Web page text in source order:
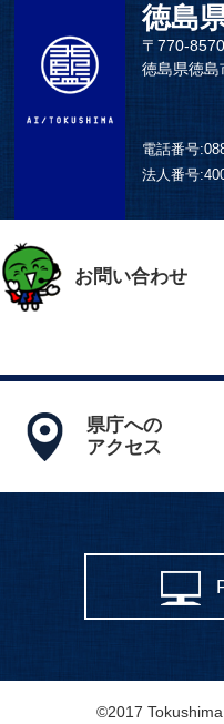
徳島
〒770-8570
徳島県徳
電話番号:
法人番号:
お問い合わせ
県庁への
アクセス
©2017